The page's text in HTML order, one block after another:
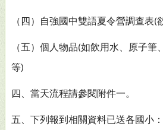
（四）自強國中雙語夏令營調查表(
（五）個人物品(如飲用水、原子筆、
等)
四、當天流程請參閱附件一。
五、下列報到相關資料已送各國小 ：